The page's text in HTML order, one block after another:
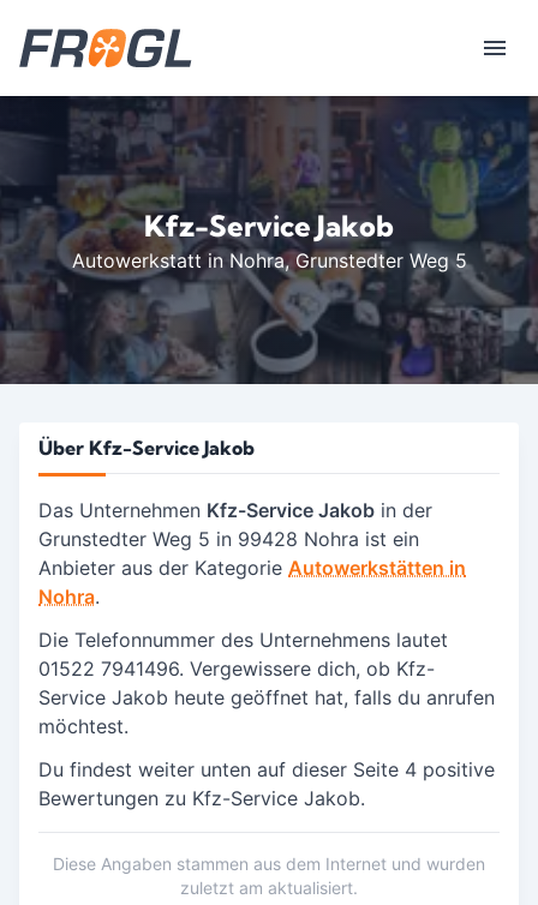
Kfz-Service Jakob
Autowerkstatt in Nohra, Grunstedter Weg 5
Über Kfz-Service Jakob
Das Unternehmen Kfz-Service Jakob in der
Grunstedter Weg 5 in 99428 Nohra ist ein
Anbieter aus der Kategorie Autowerkstätten in
Nohra.
Die Telefonnummer des Unternehmens lautet
01522 7941496. Vergewissere dich, ob Kfz-
Service Jakob heute geöffnet hat, falls du anrufen
möchtest.
Du findest weiter unten auf dieser Seite 4 positive
Bewertungen zu Kfz-Service Jakob.
Diese Angaben stammen aus dem Internet und wurden
zuletzt am aktualisiert.